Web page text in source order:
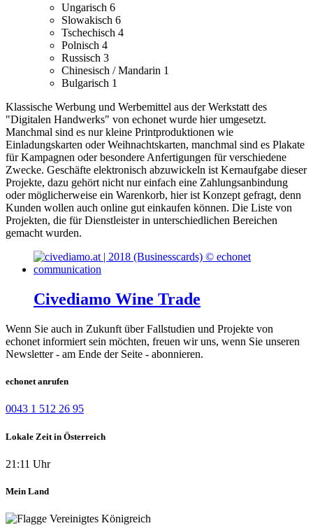
Ungarisch 6
Slowakisch 6
Tschechisch 4
Polnisch 4
Russisch 3
Chinesisch / Mandarin 1
Bulgarisch 1
Klassische Werbung und Werbemittel aus der Werkstatt des
"Digitalen Handwerks" von echonet wurde hier umgesetzt.
Manchmal sind es nur kleine Printproduktionen wie
Einladungskarten oder Weihnachtskarten, manchmal sind es Plakate
für Kampagnen oder besondere Anfertigungen für verschiedene
Zwecke. Geschäfte elektronisch abzuwickeln ist Kernaufgabe dieser
Projekte, dazu gehört nicht nur einfach eine Zahlungsanbindung
oder möglicherweise ein Warenkorb, hier ist Konzept gefragt, denn
Kunden wollen auch online gut einkaufen können. Die Liste von
Projekten, die für Dienstleister in unterschiedlichen Bereichen
gemacht wurden.
Civediamo Wine Trade
Wenn Sie auch in Zukunft über Fallstudien und Projekte von
echonet informiert sein möchten, freuen wir uns, wenn Sie unseren
Newsletter - am Ende der Seite - abonnieren.
echonet anrufen
0043 1 512 26 95
Lokale Zeit in Österreich
21:11 Uhr
Mein Land